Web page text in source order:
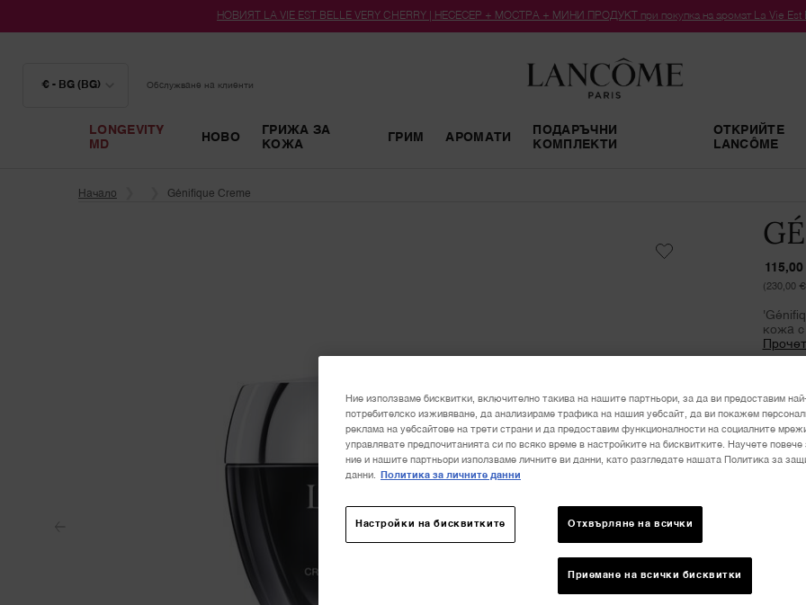
НОВИЯТ LA VIE EST BELLE VERY CHERRY | НЕСЕСЕР + МОСТРА + МИНИ ПРОДУКТ при покупка на аромат La Vie Est
€ - BG (BG) Обслужване на клиенти
LONGEVITY
MD
НОВО
ГРИЖА ЗА
КОЖА
ГРИМ АРОМАТИ
ПОДАРЪЧНИ
КОМПЛЕКТИ
ОТКРИЙТЕ
LANCÔME
Начало
Génifique Creme
(230,00
кожа с
В
115,00
Ние използваме бисквитки, включително такива на нашите партньори, за да ви предоставим
потребителско изживяване, да анализираме трафика на нашия уебсайт, да ви покажем
реклама на уебсайтове на трети страни и да предоставим функционалности на социалните
управлявате предпочитанията си по всяко време в настройките на бисквитките. Научете повече
ние и нашите партньори използваме личните ви данни, като разгледате нашата Политика за
данни.
Политика за личните данни
Настройки на бисквитките Отхвърляне на всички
Приемане на всички бисквитки